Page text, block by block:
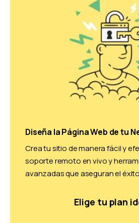
Diseña la Página Web de tu
Crea tu sitio de manera fácil y
soporte remoto en vivo y
avanzadas que aseguran el
Elige tu plan